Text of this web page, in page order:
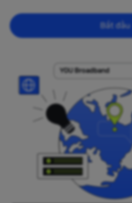
Bắt đầu
YOU Broadband